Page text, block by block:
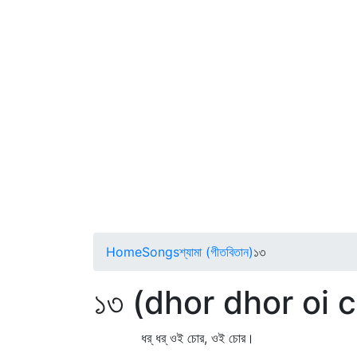
HomeSongsশ্যামা (গীতবিতান)১৩
১৩ (dhor dhor oi
ধর্‌ ধর্‌ ওই চোর, ওই চোর।